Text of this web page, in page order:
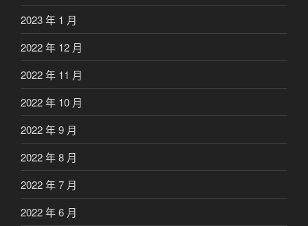
2023 年 1 月
2022 年 12 月
2022 年 11 月
2022 年 10 月
2022 年 9 月
2022 年 8 月
2022 年 7 月
2022 年 6 月